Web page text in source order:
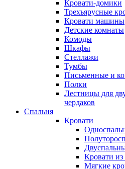
Кровати-домики
Трехъярусные
Кровати машины
Детские комнаты
Комоды
Шкафы
Стеллажи
Тумбы
Письменные и
Полки
Лестницы для
чердаков
Спальня
Кровати
Кровати из
Мягкие